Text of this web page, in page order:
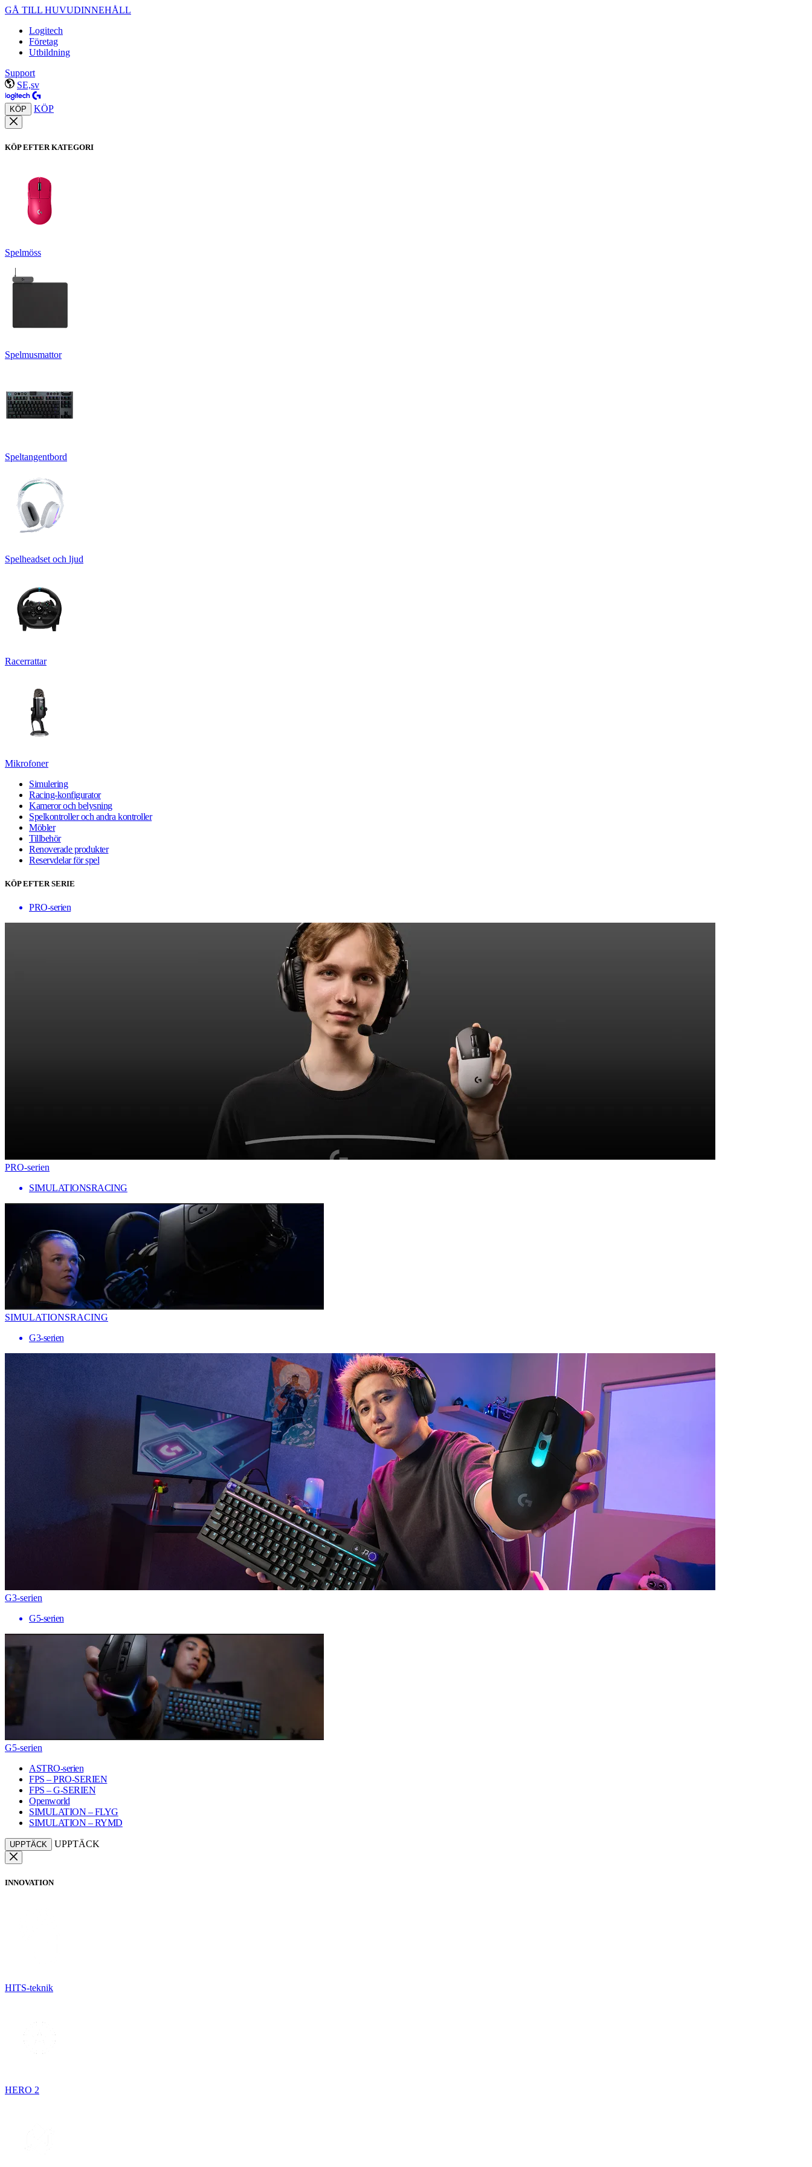
GÅ TILL HUVUDINNEHÅLL
Logitech
Företag
Utbildning
Support
SE,sv
KÖP KÖP
KÖP EFTER KATEGORI
Spelmöss
Spelmusmattor
Speltangentbord
Spelheadset och ljud
Racerrattar
Mikrofoner
Simulering
Racing-konfigurator
Kameror och belysning
Spelkontroller och andra kontroller
Möbler
Tillbehör
Renoverade produkter
Reservdelar för spel
KÖP EFTER SERIE
PRO-serien
PRO-serien
SIMULATIONSRACING
SIMULATIONSRACING
G3-serien
G3-serien
G5-serien
G5-serien
ASTRO-serien
FPS – PRO-SERIEN
FPS – G-SERIEN
Openworld
SIMULATION – FLYG
SIMULATION – RYMD
UPPTÄCK UPPTÄCK
INNOVATION
HITS-teknik
HERO 2